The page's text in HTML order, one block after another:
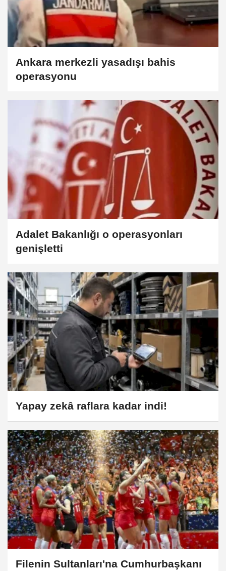
Ankara merkezli yasadışı bahis
operasyonu
Adalet Bakanlığı o operasyonları
genişletti
Yapay zekâ raflara kadar indi!
Filenin Sultanları'na Cumhurbaşkanı